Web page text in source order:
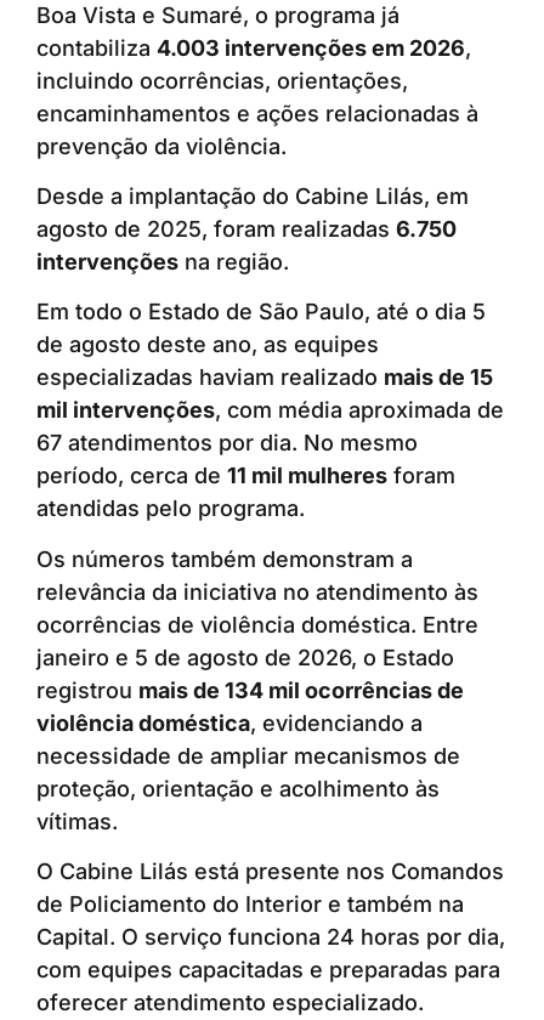
Boa Vista e Sumaré, o programa já
contabiliza 4.003 intervenções em 2026,
incluindo ocorrências, orientações,
encaminhamentos e ações relacionadas à
prevenção da violência.
Desde a implantação do Cabine Lilás, em
agosto de 2025, foram realizadas 6.750
intervenções na região.
Em todo o Estado de São Paulo, até o dia 5
de agosto deste ano, as equipes
especializadas haviam realizado mais de 15
mil intervenções, com média aproximada de
67 atendimentos por dia. No mesmo
período, cerca de 11 mil mulheres foram
atendidas pelo programa.
Os números também demonstram a
relevância da iniciativa no atendimento às
ocorrências de violência doméstica. Entre
janeiro e 5 de agosto de 2026, o Estado
registrou mais de 134 mil ocorrências de
violência doméstica, evidenciando a
necessidade de ampliar mecanismos de
proteção, orientação e acolhimento às
vítimas.
O Cabine Lilás está presente nos Comandos
de Policiamento do Interior e também na
Capital. O serviço funciona 24 horas por dia,
com equipes capacitadas e preparadas para
oferecer atendimento especializado.